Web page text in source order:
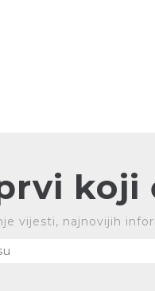
koji
vijesti, najnovijih